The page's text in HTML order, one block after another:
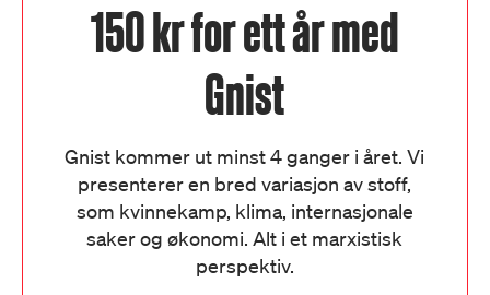
150 kr for ett år med
Gnist
Gnist kommer ut minst 4 ganger i året. Vi
presenterer en bred variasjon av stoff,
som kvinnekamp, klima, internasjonale
saker og økonomi. Alt i et marxistisk
perspektiv.